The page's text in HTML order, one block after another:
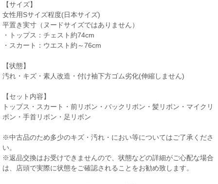
【サイズ】
女性用Sサイズ程度(日本サイズ)
平置き実寸（ヌードサイズではありません）
・トップス：チェスト約74cm
・スカート：ウエスト約～76cm
【状態】
汚れ・キズ・素人改造・付け袖下方ゴム劣化(伸縮しません)
【セット内容】
トップス・スカート・前リボン・バックリボン・髪リボン・マイクリ
ボン・手首リボン・足リボン
※中古品のため多少のキズ・汚れ・におい等についてはご了承くださ
い。
※返品交換はお受けできませんので、状態などの詳細がご心配な場合
は、店頭で実際に状態をご確認されることをお勧め致します。